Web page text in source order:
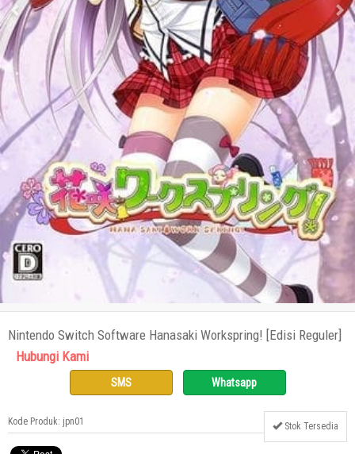
Nintendo Switch Software Hanasaki Workspring! [Edisi Reguler]
Hubungi Kami
SMS Whatsapp
Kode Produk: jpn01 Stok Tersedia